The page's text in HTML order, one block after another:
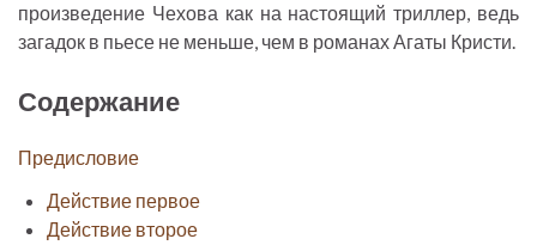
произведение Чехова как на настоящий триллер, ведь
загадок в пьесе не меньше, чем в романах Агаты Кристи.
Содержание
Предисловие
Действие первое
Действие второе